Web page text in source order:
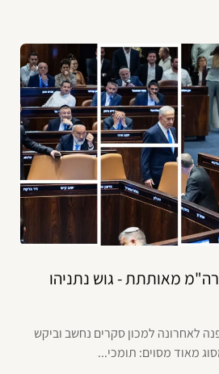
מאותתת - גוש נתניהו
לאחרונה למכון סקרים נחשב וביקש
מאוד מסוים: תומכי...